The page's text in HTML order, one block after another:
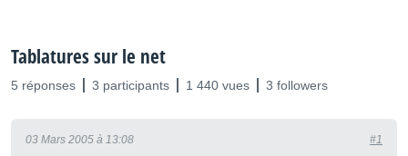
Tablatures sur le net
5 réponses 3 participants 1 440 vues 3 followers
03 Mars 2005 à 13:08 #1